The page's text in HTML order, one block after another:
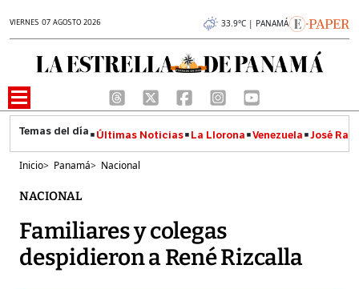
VIERNES 07 AGOSTO 2026 33.9°C | PANAMÁ
Últimas Noticias La Llorona Venezuela José
Inicio> Panamá> Nacional
NACIONAL
Familiares y colegas
despidieron a René Rizcalla